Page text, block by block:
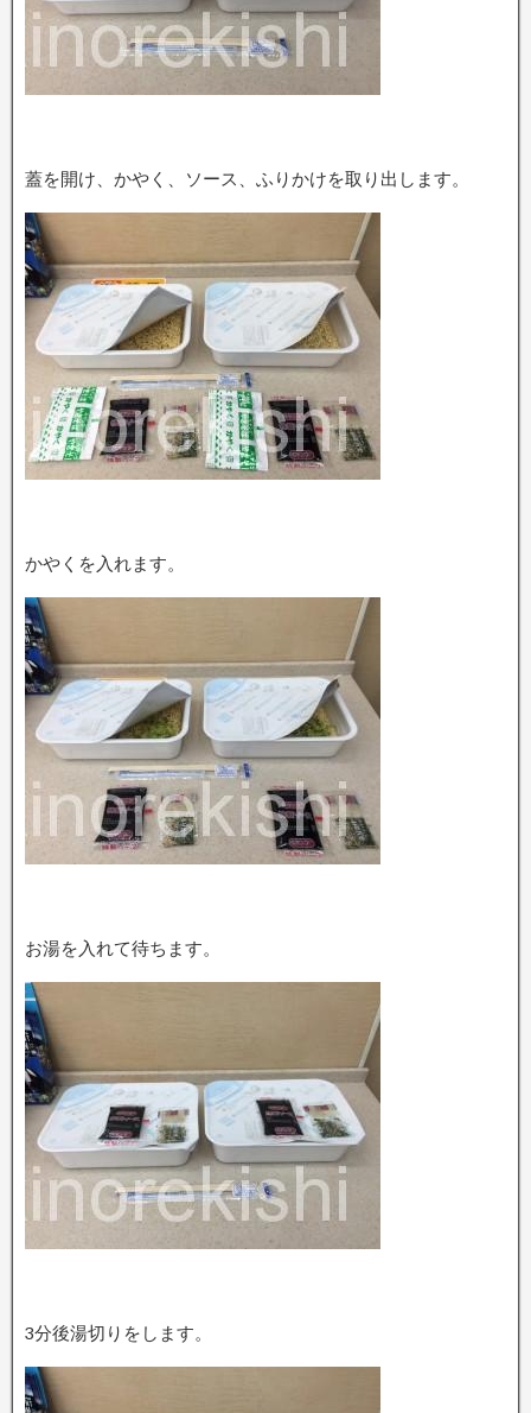
蓋を開け、かやく、ソース、ふりかけを取り出します。
かやくを入れます。
お湯を入れて待ちます。
3分後湯切りをします。